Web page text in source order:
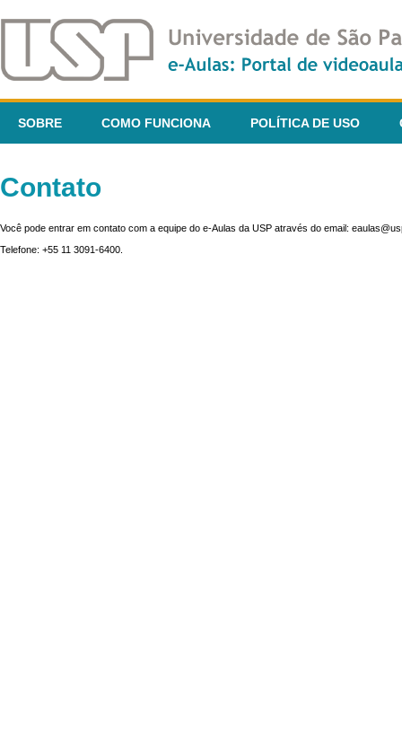
SOBRE COMO FUNCIONA POLÍTICA DE USO
Contato
Você pode entrar em contato com a equipe do e-Aulas da USP através do email:
Telefone: +55 11 3091-6400.